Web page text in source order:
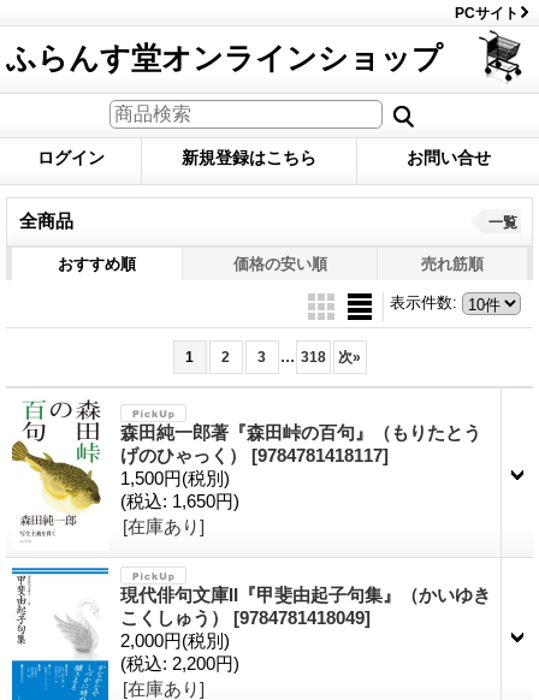
PCサイト
ふらんす堂オンラインショップ
ログイン 新規登録はこちら お問い合せ
全商品 一覧
おすすめ順 価格の安い順 売れ筋順
表示件数:
1 2 3 ... 318 次»
森田純一郎著『森田峠の百句』（もりたとう
げのひゃっく） [9784781418117]
1,500円(税別)
(税込: 1,650円)
[在庫あり]
現代俳句文庫II『甲斐由起子句集』（かいゆき
こくしゅう） [9784781418049]
2,000円(税別)
(税込: 2,200円)
[在庫あり]